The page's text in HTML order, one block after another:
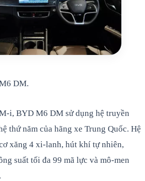
DM.
i, BYD M6 DM sử dụng hệ truyền
thứ năm của hãng xe Trung Quốc. Hệ
xăng 4 xi-lanh, hút khí tự nhiên,
suất tối đa 99 mã lực và mô-men